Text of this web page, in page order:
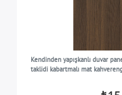
Kendinden yapışkanlı duvar
taklidi kabartmalı mat